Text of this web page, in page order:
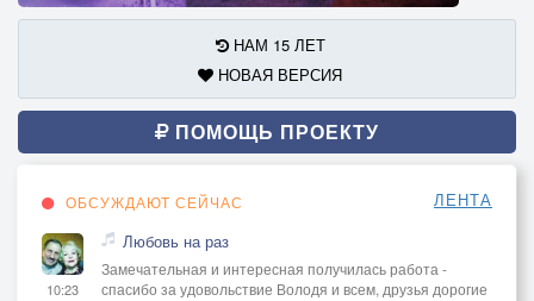
НАМ 15 ЛЕТ
НОВАЯ ВЕРСИЯ
ПОМОЩЬ ПРОЕКТУ
ОБСУЖДАЮТ СЕЙЧАС ЛЕНТА
10:23
Любовь на раз
Замечательная и интересная получилась работа -
спасибо за удовольствие Володя и всем, друзья дорогие